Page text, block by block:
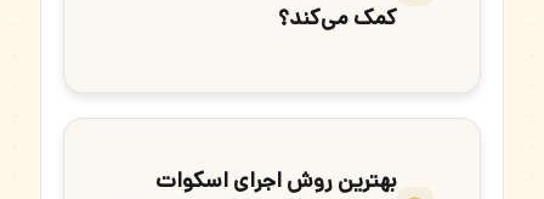
کمک می‌کند؟
بهترین روش اجرای اسکوات